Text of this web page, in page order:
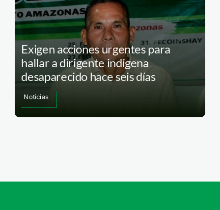
Exigen acciones urgentes para
hallar a dirigente indígena
desaparecido hace seis días
Noticias